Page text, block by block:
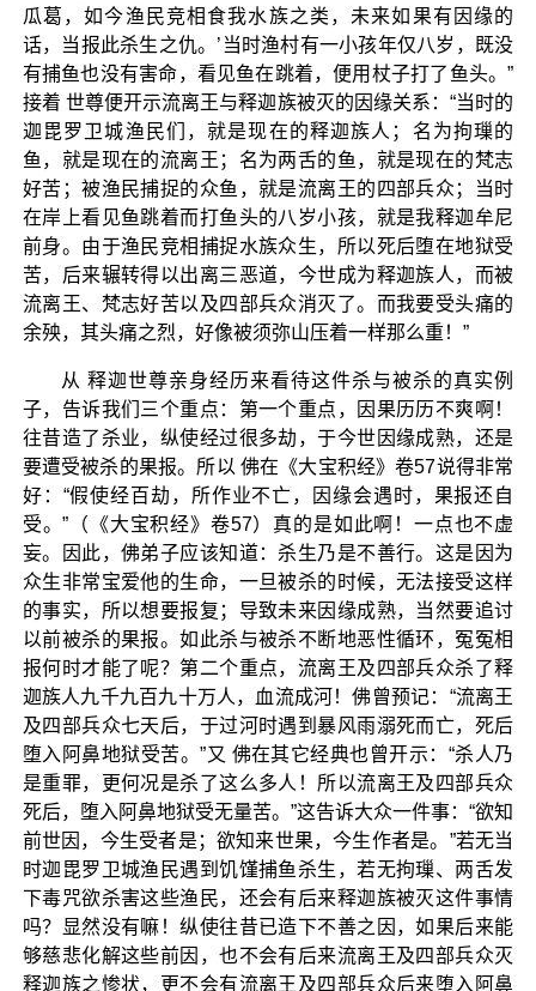
瓜葛，如今渔民竞相食我水族之类，未来如果有因缘的
话，当报此杀生之仇。’当时渔村有一小孩年仅八岁，既没
有捕鱼也没有害命，看见鱼在跳着，便用杖子打了鱼头。”
接着 世尊便开示流离王与释迦族被灭的因缘关系：“当时的
迦毘罗卫城渔民们，就是现在的释迦族人；名为拘璅的
鱼，就是现在的流离王；名为两舌的鱼，就是现在的梵志
好苦；被渔民捕捉的众鱼，就是流离王的四部兵众；当时
在岸上看见鱼跳着而打鱼头的八岁小孩，就是我释迦牟尼
前身。由于渔民竞相捕捉水族众生，所以死后堕在地狱受
苦，后来辗转得以出离三恶道，今世成为释迦族人，而被
流离王、梵志好苦以及四部兵众消灭了。而我要受头痛的
余殃，其头痛之烈，好像被须弥山压着一样那么重！”
从 释迦世尊亲身经历来看待这件杀与被杀的真实例
子，告诉我们三个重点：第一个重点，因果历历不爽啊！
往昔造了杀业，纵使经过很多劫，于今世因缘成熟，还是
要遭受被杀的果报。所以 佛在《大宝积经》卷57说得非常
好：“假使经百劫，所作业不亡，因缘会遇时，果报还自
受。”（《大宝积经》卷57）真的是如此啊！一点也不虚
妄。因此，佛弟子应该知道：杀生乃是不善行。这是因为
众生非常宝爱他的生命，一旦被杀的时候，无法接受这样
的事实，所以想要报复；导致未来因缘成熟，当然要追讨
以前被杀的果报。如此杀与被杀不断地恶性循环，冤冤相
报何时才能了呢？第二个重点，流离王及四部兵众杀了释
迦族人九千九百九十万人，血流成河！佛曾预记：“流离王
及四部兵众七天后，于过河时遇到暴风雨溺死而亡，死后
堕入阿鼻地狱受苦。”又 佛在其它经典也曾开示：“杀人乃
是重罪，更何况是杀了这么多人！所以流离王及四部兵众
死后，堕入阿鼻地狱受无量苦。”这告诉大众一件事：“欲知
前世因，今生受者是；欲知来世果，今生作者是。”若无当
时迦毘罗卫城渔民遇到饥馑捕鱼杀生，若无拘璅、两舌发
下毒咒欲杀害这些渔民，还会有后来释迦族被灭这件事情
吗？显然没有嘛！纵使往昔已造下不善之因，如果后来能
够慈悲化解这些前因，也不会有后来流离王及四部兵众灭
释迦族之惨状，更不会有流离王及四部兵众后来堕入阿鼻